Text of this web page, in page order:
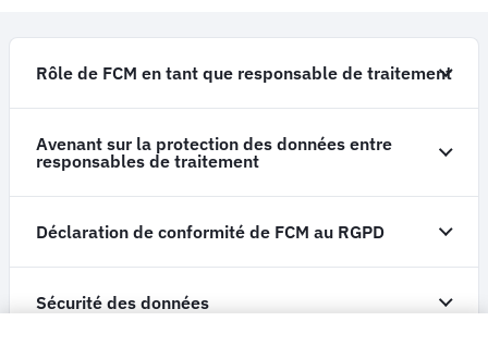
Rôle de FCM en tant que responsable de traitement
Avenant sur la protection des données entre
responsables de traitement
Déclaration de conformité de FCM au RGPD
Sécurité des données